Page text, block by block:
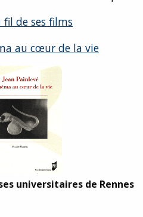
fil de ses films
au cœur de la vie
universitaires de Rennes